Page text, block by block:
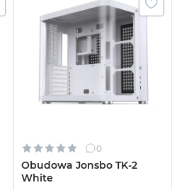
0
Obudowa Jonsbo TK-2
White